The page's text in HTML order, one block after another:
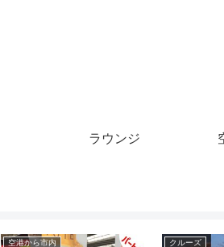
ラウンジ
クルーズ クルーズ